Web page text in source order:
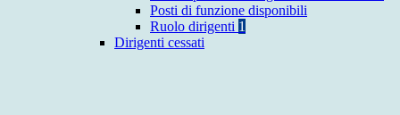
Posti di funzione disponibili
Ruolo dirigenti 1
Dirigenti cessati